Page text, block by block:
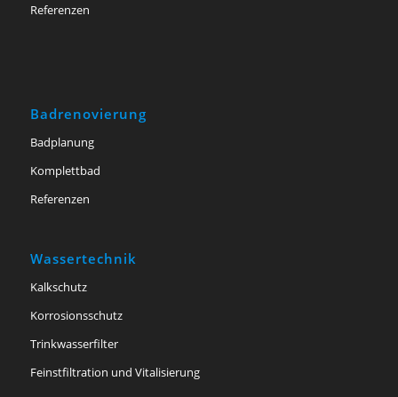
Referenzen
Badrenovierung
Badplanung
Komplettbad
Referenzen
Wassertechnik
Kalkschutz
Korrosionsschutz
Trinkwasserfilter
Feinstfiltration und Vitalisierung